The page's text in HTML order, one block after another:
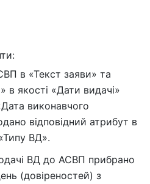
в «Текст заяви» та
в якості «Дати видачі»
виконавчого
відповідний атрибут в
ВД».
ВД до АСВП прибрано
(довіреностей) з